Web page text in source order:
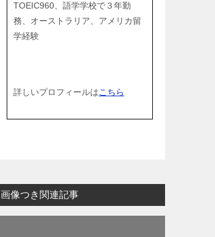
TOEIC960、語学学校で３年勤
務、オーストラリア、アメリカ留
学経験
詳しいプロフィールはこちら
画像つき関連記事